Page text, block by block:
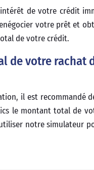
de votre crédit
votre prêt et
de votre crédit.
de votre rachat
il est recommandé
le montant total de
notre simulateur